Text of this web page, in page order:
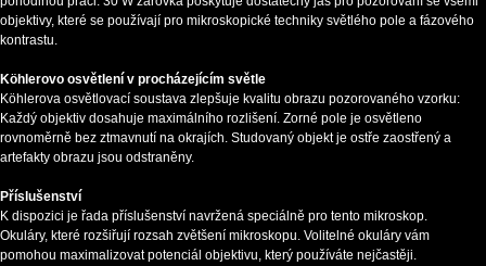
objektivy, které se používají pro mikroskopické techniky světlého pole a fázového
kontrastu.
Köhlerovo osvětlení v procházejícím světle
Köhlerova osvětlovací soustava zlepšuje kvalitu obrazu pozorovaného vzorku:
Každý objektiv dosahuje maximálního rozlišení. Zorné pole je osvětleno
rovnoměrně bez ztmavnutí na okrajích. Studovaný objekt je ostře zaostřený a
artefakty obrazu jsou odstraněny.
Příslušenství
K dispozici je řada příslušenství navržená speciálně pro tento mikroskop.
Okuláry, které rozšiřují rozsah zvětšení mikroskopu. Volitelné okuláry vám
pomohou maximalizovat potenciál objektivu, který používáte nejčastěji.